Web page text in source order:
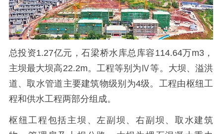
总投资1.27亿元，石梁桥水库总库容114.64万m3，
主坝最大坝高22.2m。工程等别为Ⅳ等。大坝、溢洪
道、取水管道主要建筑物级别为4级。工程由枢纽工
程和供水工程两部分组成。
枢纽工程包括主坝、左副坝、右副坝、取水建筑